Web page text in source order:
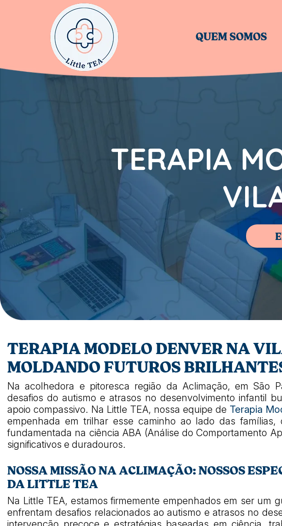
QUEM SOMOS
TERAPIA
TERAPIA MODELO DENVER NA
MOLDANDO FUTUROS
Na acolhedora e pitoresca região da Aclimação, em São
desafios do autismo e atrasos no desenvolvimento infantil
apoio compassivo. Na Little TEA, nossa equipe de Terapia
empenhada em trilhar esse caminho ao lado das famílias,
fundamentada na ciência ABA (Análise do Comportamento
significativos e duradouros.
NOSSA MISSÃO NA ACLIMAÇÃO: NOSSOS
DA LITTLE TEA
Na Little TEA, estamos firmemente empenhados em ser um
enfrentam desafios relacionados ao autismo e atrasos no